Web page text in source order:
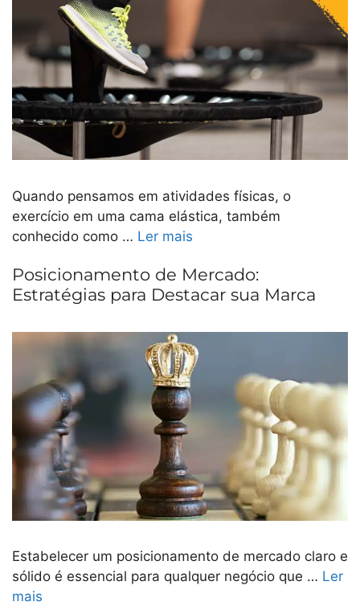
Quando pensamos em atividades físicas, o
exercício em uma cama elástica, também
conhecido como … Ler mais
Posicionamento de Mercado:
Estratégias para Destacar sua Marca
Estabelecer um posicionamento de mercado claro e
sólido é essencial para qualquer negócio que … Ler
mais